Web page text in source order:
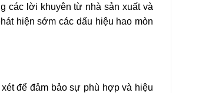
các lời khuyên từ nhà sản xuất và
hiện sớm các dấu hiệu hao mòn
để đảm bảo sự phù hợp và hiệu